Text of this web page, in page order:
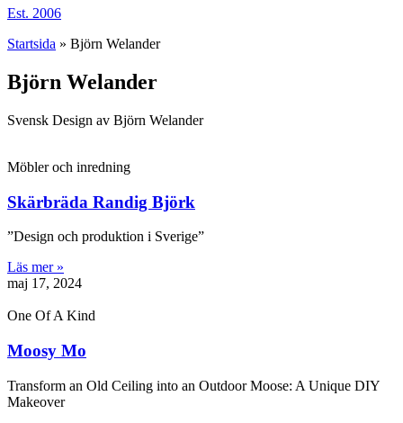
Est. 2006
Startsida » Björn Welander
Björn Welander
Svensk Design av Björn Welander
Möbler och inredning
Skärbräda Randig Björk
”Design och produktion i Sverige”
Läs mer »
maj 17, 2024
One Of A Kind
Moosy Mo
Transform an Old Ceiling into an Outdoor Moose: A Unique DIY
Makeover